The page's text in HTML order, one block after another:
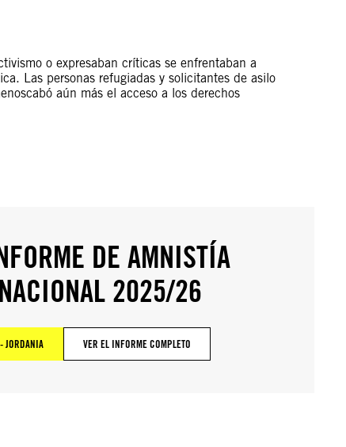
o expresaban críticas se enfrentaban a
Las personas refugiadas y solicitantes de asilo
aún más el acceso a los derechos
DE AMNISTÍA
2025/26
JORDANIA VER EL INFORME COMPLETO